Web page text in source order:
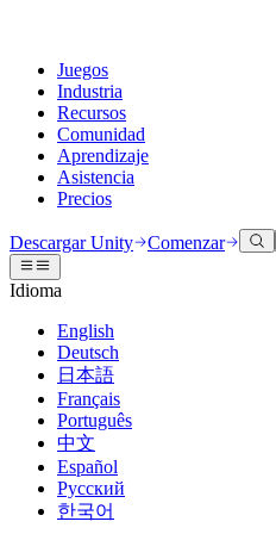
Juegos
Industria
Recursos
Comunidad
Aprendizaje
Asistencia
Precios
Motor de Unity
Crea juegos 2D y 3D para
Colaboración
Colabora e itera rápidamente con tu
Descargar Unity
Planes y precios
Implementar
Multiplataforma
Colaboración 3D
Construye y revisa proyectos 3D en
Capacitación envolvente
Capacitación en entornos
Experiencias del cliente
Crea experiencias interactivas en 3D
Industrias
Fabricación
Documentación
Herramientas para desarrolladores
Versiones de lanzamiento y
Hoja de ruta
Revisar características próximas
Glosario
Discusiones
Eventos
Eventos globales y locales
Historias de la comunidad
Hecho con Unity
Presentando a los creadores de Unity
Unity Learn
Domina las habilidades de Unity de
Capacitación profesional
Mejora tu equipo con entrenadores
¿No tienes experiencia con Unity?
Primeros pasos
Pon en marcha tu aprendizaje
Rutas esenciales de Unity
Obtener ayuda
Ayudándote a tener éxito con Unity
Planes de éxito
Alcanza tus metas más rápido con
PREGUNTAS FRECUENTES
Respuestas a preguntas comunes
Contáctanos
Conéctate con nuestro equipo
Descargar Unity Comenzar
Idioma
English
Deutsch
日本語
Français
Português
中文
Español
Русский
한국어